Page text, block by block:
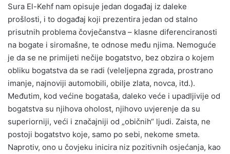
Sura El-Kehf nam opisuje jedan događaj iz daleke
prošlosti, i to događaj koji prezentira jedan od stalno
prisutnih problema čovječanstva – klasne diferenciranosti
na bogate i siromašne, te odnose među njima. Nemoguće
je da se ne primijeti nečije bogatstvo, bez obzira o kojem
obliku bogatstva da se radi (veleljepna zgrada, prostrano
imanje, najnoviji automobili, obilje zlata, novca, itd.).
Međutim, kod većine bogataša, daleko veće i upadljivije od
bogatstva su njihova oholost, njihovo uvjerenje da su
superiorniji, veći i značajniji od „običnih“ ljudi. Zaista, ne
postoji bogatstvo koje, samo po sebi, nekome smeta.
Naprotiv, ono u čovjeku inicira niz pozitivnih osjećanja, kao